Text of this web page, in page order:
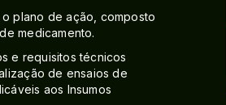
plano de ação, composto
medicamento.
e requisitos técnicos
de ensaios de
aos Insumos